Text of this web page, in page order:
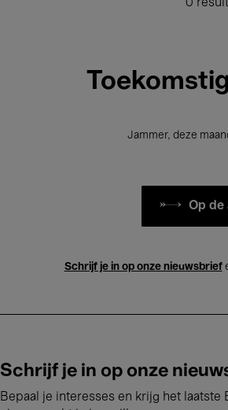
0
Jammer, deze
Op de
Schrijf je in op onze nieuwsbrief
Schrijf je in op onze
Bepaal je interesses en krijg het laatste